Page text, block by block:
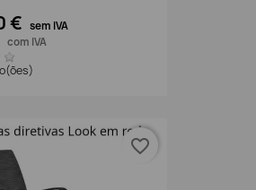
€ sem IVA
com IVA
favorite_border